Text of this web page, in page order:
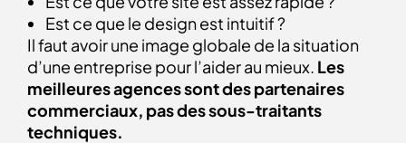
Est ce que le design est intuitif ?
Il faut avoir une image globale de la situation
d’une entreprise pour l’aider au mieux. Les
meilleures agences sont des partenaires
commerciaux, pas des sous-traitants
techniques.